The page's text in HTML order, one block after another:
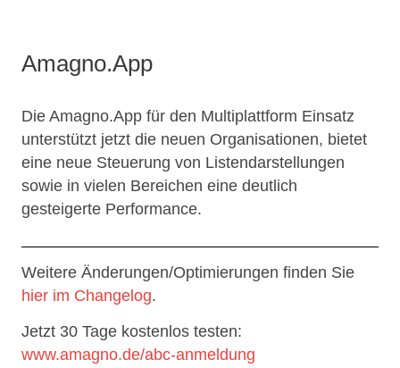
Amagno.App
Die Amagno.App für den Multiplattform Einsatz
unterstützt jetzt die neuen Organisationen, bietet
eine neue Steuerung von Listendarstellungen
sowie in vielen Bereichen eine deutlich
gesteigerte Performance.
Weitere Änderungen/Optimierungen finden Sie
hier im Changelog.
Jetzt 30 Tage kostenlos testen:
www.amagno.de/abc-anmeldung